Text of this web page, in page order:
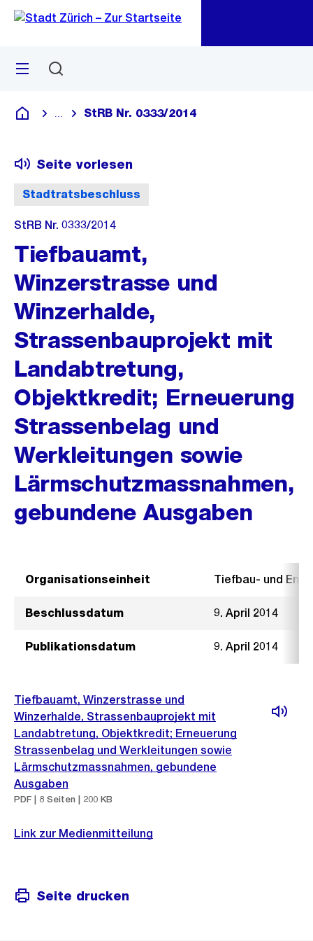
Navigation
Sprunglink
Menü
Deutsch
Blende alle Breadcrumbs ein
StRB Nr. 0333/2014
Stadtratsbeschluss
Seite vorlesen
StRB Nr. 0333/2014
Tiefbauamt,
Winzerstrasse und
Winzerhalde,
Strassenbauprojekt mit
Landabtretung,
Objektkredit; Erneuerung
Strassenbelag und
Werkleitungen sowie
Lärmschutzmassnahmen,
gebundene Ausgaben
Organisationseinheit Tiefbau- und
Beschlussdatum 9. April 2014
Publikationsdatum 9. April 2014
Tiefbauamt, Winzerstrasse und
Winzerhalde, Strassenbauprojekt mit
Landabtretung, Objektkredit; Erneuerung
Strassenbelag und Werkleitungen sowie
Lärmschutzmassnahmen, gebundene
Ausgaben
PDF | 8 Seiten | 200 KB
Link zur Medienmitteilung
Seite drucken